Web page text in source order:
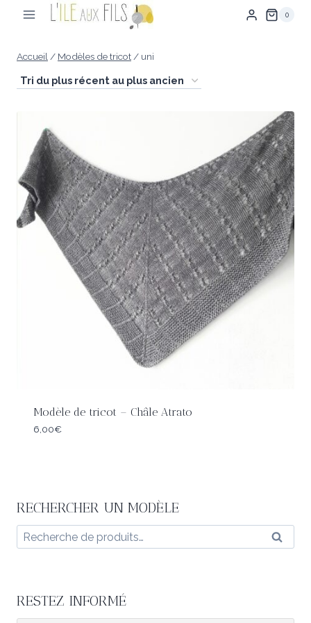
0
Accueil/ Modèles de tricot/ uni
Modèle de tricot – Châle Atrato
6,00€
RECHERCHER UN MODÈLE
Recherche
pour :
RESTEZ INFORMÉ